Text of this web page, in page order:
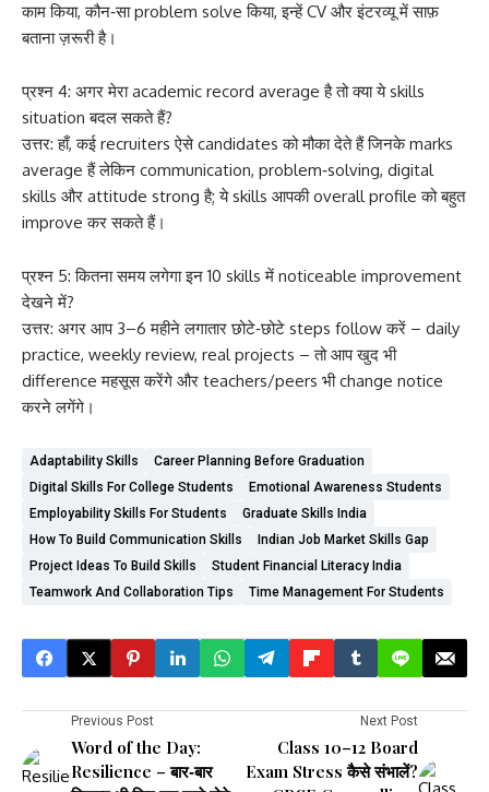
काम किया, कौन‑सा problem solve किया, इन्हें CV और इंटरव्यू में साफ़
बताना ज़रूरी है।
प्रश्न 4: अगर मेरा academic record average है तो क्या ये skills
situation बदल सकते हैं?
उत्तर: हाँ, कई recruiters ऐसे candidates को मौका देते हैं जिनके marks
average हैं लेकिन communication, problem‑solving, digital
skills और attitude strong है; ये skills आपकी overall profile को बहुत
improve कर सकते हैं।
प्रश्न 5: कितना समय लगेगा इन 10 skills में noticeable improvement
देखने में?
उत्तर: अगर आप 3–6 महीने लगातार छोटे‑छोटे steps follow करें – daily
practice, weekly review, real projects – तो आप खुद भी
difference महसूस करेंगे और teachers/peers भी change notice
करने लगेंगे।
Adaptability Skills
Career Planning Before Graduation
Digital Skills For College Students
Emotional Awareness Students
Employability Skills For Students
Graduate Skills India
How To Build Communication Skills
Indian Job Market Skills Gap
Project Ideas To Build Skills
Student Financial Literacy India
Teamwork And Collaboration Tips
Time Management For Students
Previous Post
Word of the Day:
Resilience – बार‑बार
Next Post
Class 10–12 Board
Exam Stress कैसे संभालें?